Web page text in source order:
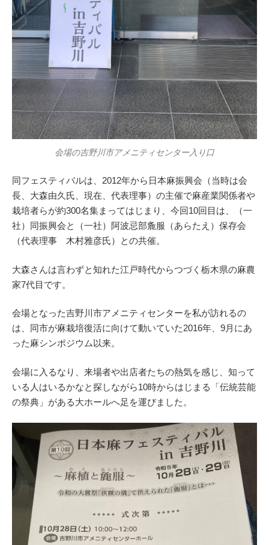
会場の吉野川市アメニティセンター入り口
同フェスティバルは、2012年から日本麻振興会（当時は会
長、大森由久氏、現在、代表理事）の主催で麻産業関係者や
栽培者らが約300名集まってはじまり、今回10回目は、（一
社）同振興会と（一社）阿波忌部麁服（あらたえ）保存会
（代表理事 木村雅彦氏）との共催。
大森さんは言わずと知れた江戸時代からつづく栃木県の麻農
家7代目です。
会場となった吉野川市アメニティセンターを私が訪れるの
は、同市が麻栽培復活に向けて動いていた2016年、9月にあ
った麻シンポジウム以来。
会場に入るなり、来場者や出店者たちの熱気を感じ、知って
いる人はいるかなと探しながら10時からはじまる「伝統芸能
の祭典」がある大ホールへ足を運びました。